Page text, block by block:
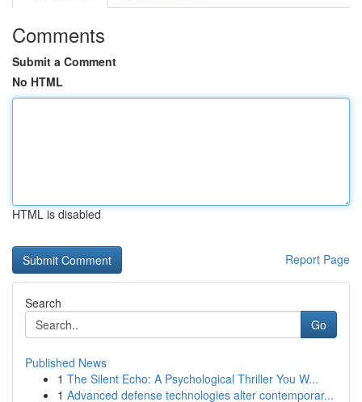
Comments
Submit a Comment
No HTML
HTML is disabled
Report Page
Search
Go
Published News
1 The Silent Echo: A Psychological Thriller You W...
1 Advanced defense technologies alter contemporar...